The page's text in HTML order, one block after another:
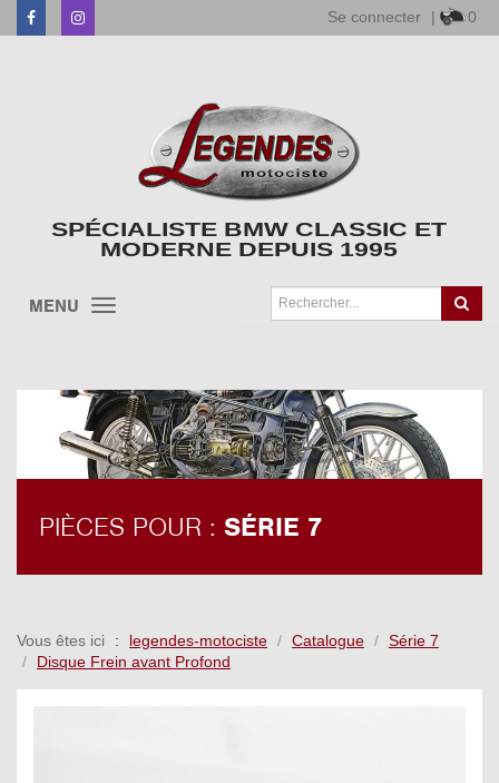
FacebookInstagram Se connecter | 0
SPÉCIALISTE BMW CLASSIC ET
MODERNE DEPUIS 1995
MENU
PIÈCES POUR : SÉRIE 7
Vous êtes ici legendes-motociste Catalogue
Série 7
Disque Frein avant Profond